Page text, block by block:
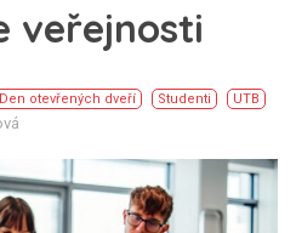
veřejnosti
Den otevřených dveří Studenti
UTB